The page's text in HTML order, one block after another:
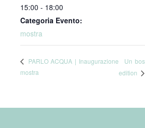
15:00 - 18:00
Categoria Evento:
mostra
PARLO ACQUA | Inaugurazione
mostra
Un
edition